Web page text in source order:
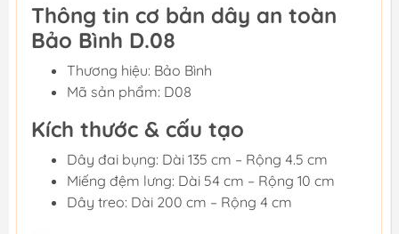
Thông tin cơ bản dây an toàn
Bảo Bình D.08
Thương hiệu: Bảo Bình
Mã sản phẩm: D08
Kích thước & cấu tạo
Dây đai bụng: Dài 135 cm – Rộng 4.5 cm
Miếng đệm lưng: Dài 54 cm – Rộng 10 cm
Dây treo: Dài 200 cm – Rộng 4 cm